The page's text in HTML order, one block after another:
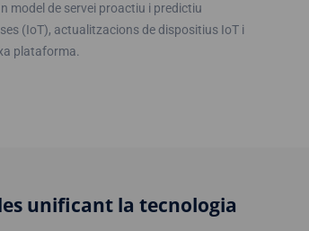
model de servei proactiu i predictiu
(IoT), actualitzacions de dispositius IoT i
plataforma.
unificant la tecnologia